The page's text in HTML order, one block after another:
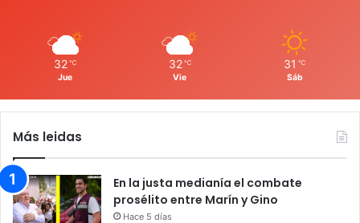
32 ℃
Jue
32 ℃
Vie
31 ℃
Sáb
Más leidas
En la justa medianía el combate
prosélito entre Marín y Gino
Hace 5 días